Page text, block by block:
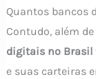
Quantos bancos
Contudo, além
digitais no Brasil
e suas carteiras